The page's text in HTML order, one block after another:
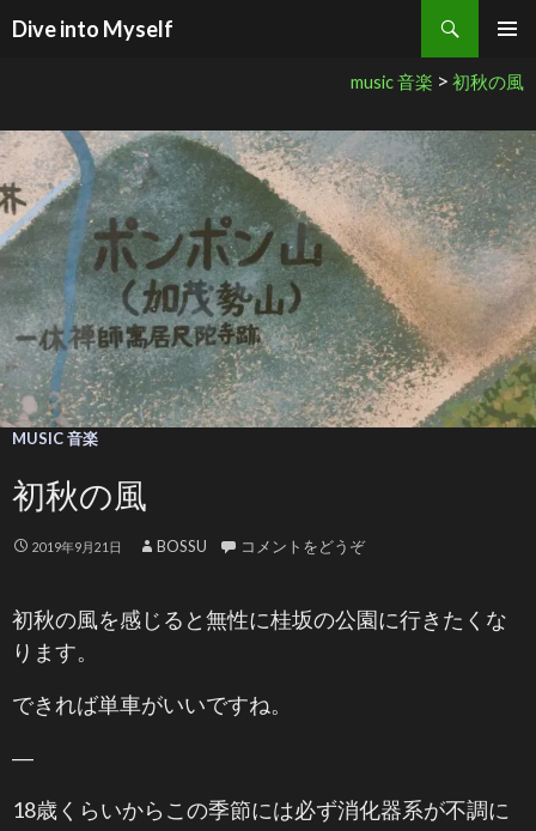
Dive into Myself
検索
music 音楽 > 初秋の風
MUSIC 音楽
初秋の風
2019年9月21日 BOSSU コメントをどうぞ
初秋の風を感じると無性に桂坂の公園に行きたくな
ります。
できれば単車がいいですね。
―
18歳くらいからこの季節には必ず消化器系が不調に